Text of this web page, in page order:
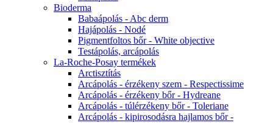
Bioderma
Babaápolás - Abc derm
Hajápolás - Nodé
Pigmentfoltos bőr - White objective
Testápolás, arcápolás
La-Roche-Posay termékek
Arctisztítás
Arcápolás - érzékeny szem - Respectissime
Arcápolás - érzékeny bőr - Hydreane
Arcápolás - túlérzékeny bőr - Toleriane
Arcápolás - kipirosodásra hajlamos bőr -